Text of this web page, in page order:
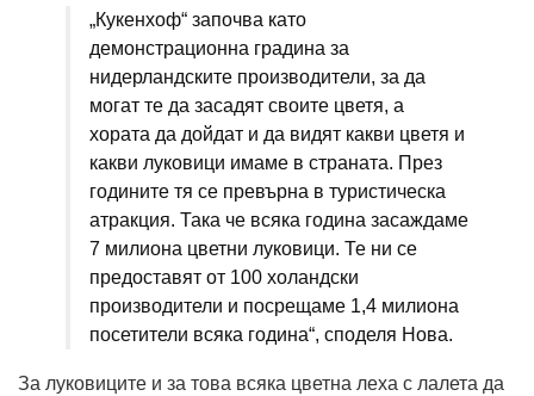
„Кукенхоф“ започва като
демонстрационна градина за
нидерландските производители, за да
могат те да засадят своите цветя, а
хората да дойдат и да видят какви цветя и
какви луковици имаме в страната. През
годините тя се превърна в туристическа
атракция. Така че всяка година засаждаме
7 милиона цветни луковици. Те ни се
предоставят от 100 холандски
производители и посрещаме 1,4 милиона
посетители всяка година“, споделя Нова.
За луковиците и за това всяка цветна леха с лалета да